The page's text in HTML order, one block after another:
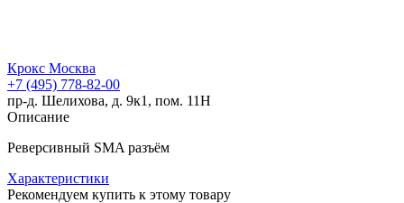
Крокс Москва
+7 (495) 778-82-00
пр-д. Шелихова, д. 9к1, пом. 11Н
Описание
Реверсивный SMA разъём
Характеристики
Рекомендуем купить к этому товару